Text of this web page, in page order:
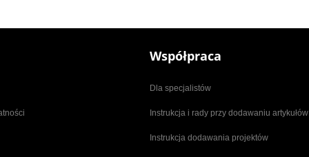
Współpraca
Dla specjalistów
Instrukcja i rady przy dodawaniu artykułów
Instrukcja dodawania projektów